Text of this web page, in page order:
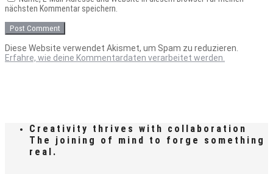
nächsten Kommentar speichern.
Diese Website verwendet Akismet, um Spam zu reduzieren.
Erfahre, wie deine Kommentardaten verarbeitet werden.
Creativity thrives with collaboration
The joining of mind to forge something
real.